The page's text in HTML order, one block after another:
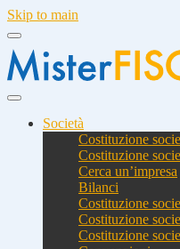
Skip to main
Società
Costituzione
Costituzione
Cerca un’impresa
Bilanci
Costituzione
Costituzione
Costituzione